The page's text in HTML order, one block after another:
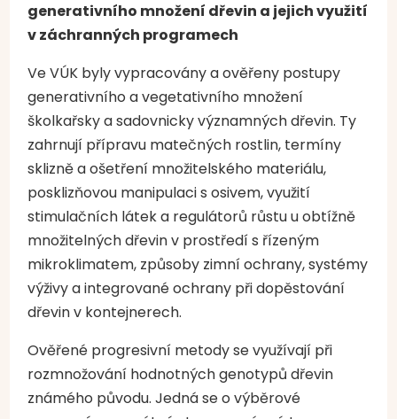
generativního množení dřevin a jejich využití
v záchranných programech
Ve VÚK byly vypracovány a ověřeny postupy
generativního a vegetativního množení
školkařsky a sadovnicky významných dřevin. Ty
zahrnují přípravu matečných rostlin, termíny
sklizně a ošetření množitelského materiálu,
posklizňovou manipulaci s osivem, využití
stimulačních látek a regulátorů růstu u obtížně
množitelných dřevin v prostředí s řízeným
mikroklimatem, způsoby zimní ochrany, systémy
výživy a integrované ochrany při dopěstování
dřevin v kontejnerech.
Ověřené progresivní metody se využívají při
rozmnožování hodnotných genotypů dřevin
známého původu. Jedná se o výběrové